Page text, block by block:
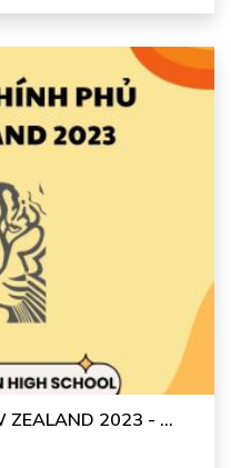
ZEALAND 2023 - ...